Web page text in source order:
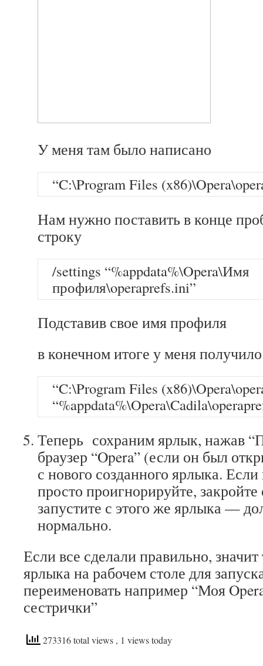
У меня там было написано
“C:\Program Files
Нам нужно поставить в конце
строку
/settings “%appdata%\Opera\Имя
профиля\operaprefs.ini”
Подставив свое имя профиля
в конечном итоге у меня
“C:\Program Files
Теперь сохраним ярлык, нажав
браузер “Opera” (если он был
с нового созданного ярлыка.
просто проигнорируйте,
запустите с этого же ярлыка —
нормально.
Если все сделали правильно, значит
ярлыка на рабочем столе для
переименовать например “Моя
сестрички”
273316 total views , 1 views today